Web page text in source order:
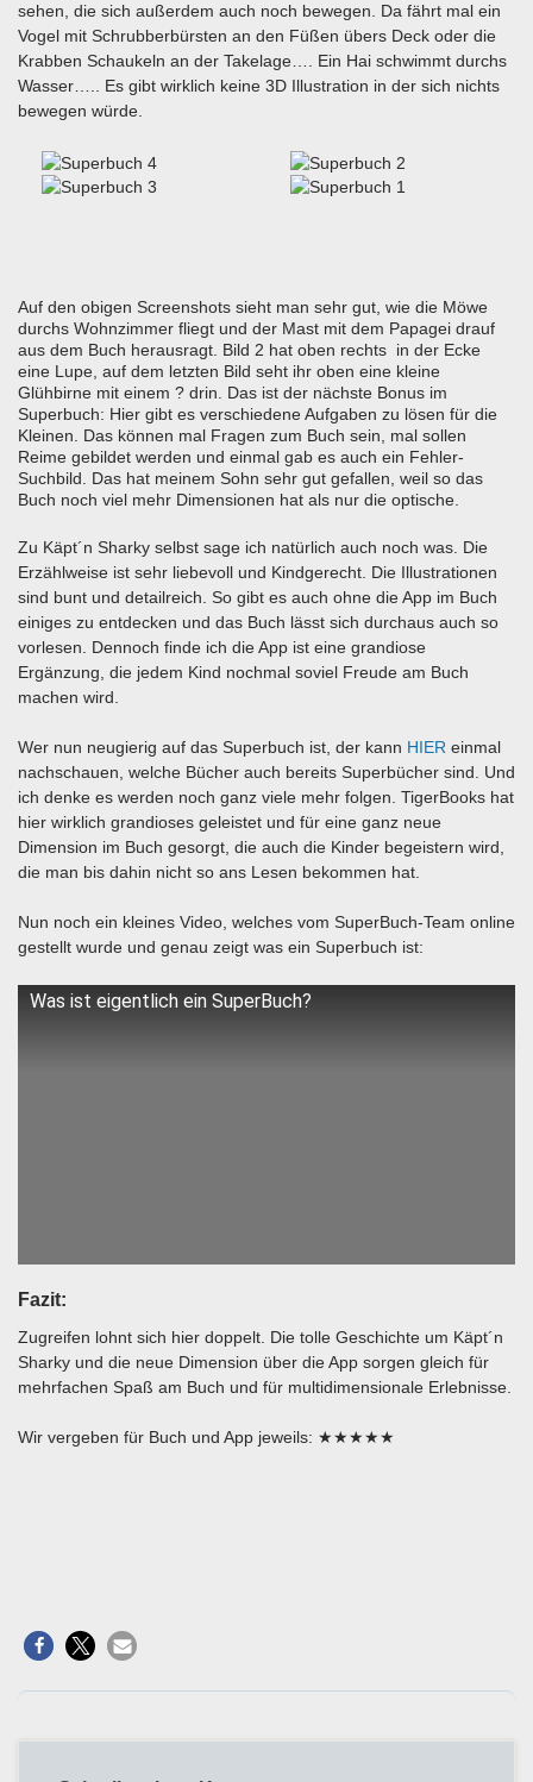
sehen, die sich außerdem auch noch bewegen. Da fährt mal ein
Vogel mit Schrubberbürsten an den Füßen übers Deck oder die
Krabben Schaukeln an der Takelage…. Ein Hai schwimmt durchs
Wasser….. Es gibt wirklich keine 3D Illustration in der sich nichts
bewegen würde.
Auf den obigen Screenshots sieht man sehr gut, wie die Möwe
durchs Wohnzimmer fliegt und der Mast mit dem Papagei drauf
aus dem Buch herausragt. Bild 2 hat oben rechts in der Ecke
eine Lupe, auf dem letzten Bild seht ihr oben eine kleine
Glühbirne mit einem ? drin. Das ist der nächste Bonus im
Superbuch: Hier gibt es verschiedene Aufgaben zu lösen für die
Kleinen. Das können mal Fragen zum Buch sein, mal sollen
Reime gebildet werden und einmal gab es auch ein Fehler-
Suchbild. Das hat meinem Sohn sehr gut gefallen, weil so das
Buch noch viel mehr Dimensionen hat als nur die optische.
Zu Käpt´n Sharky selbst sage ich natürlich auch noch was. Die
Erzählweise ist sehr liebevoll und Kindgerecht. Die Illustrationen
sind bunt und detailreich. So gibt es auch ohne die App im Buch
einiges zu entdecken und das Buch lässt sich durchaus auch so
vorlesen. Dennoch finde ich die App ist eine grandiose
Ergänzung, die jedem Kind nochmal soviel Freude am Buch
machen wird.
Wer nun neugierig auf das Superbuch ist, der kann HIER einmal
nachschauen, welche Bücher auch bereits Superbücher sind. Und
ich denke es werden noch ganz viele mehr folgen. TigerBooks hat
hier wirklich grandioses geleistet und für eine ganz neue
Dimension im Buch gesorgt, die auch die Kinder begeistern wird,
die man bis dahin nicht so ans Lesen bekommen hat.
Nun noch ein kleines Video, welches vom SuperBuch-Team online
gestellt wurde und genau zeigt was ein Superbuch ist:
Was ist eigentlich ein SuperBuch?
Fazit:
Zugreifen lohnt sich hier doppelt. Die tolle Geschichte um Käpt´n
Sharky und die neue Dimension über die App sorgen gleich für
mehrfachen Spaß am Buch und für multidimensionale Erlebnisse.
Wir vergeben für Buch und App jeweils: ★★★★★